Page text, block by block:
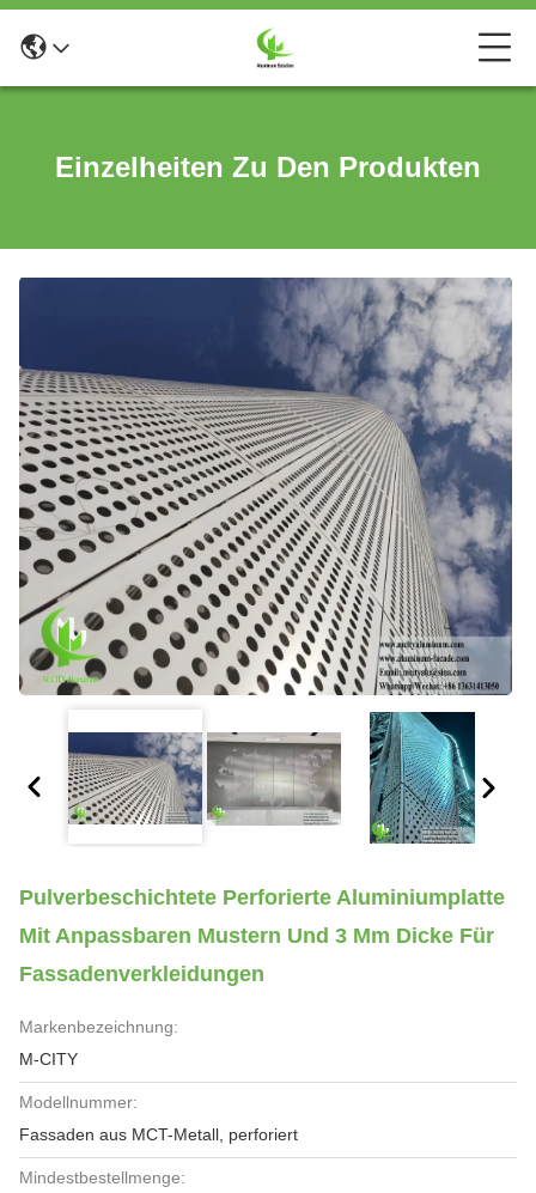
Einzelheiten Zu Den Produkten
Pulverbeschichtete Perforierte Aluminiumplatte
Mit Anpassbaren Mustern Und 3 Mm Dicke Für
Fassadenverkleidungen
Markenbezeichnung:
M-CITY
Modellnummer:
Fassaden aus MCT-Metall, perforiert
Mindestbestellmenge: